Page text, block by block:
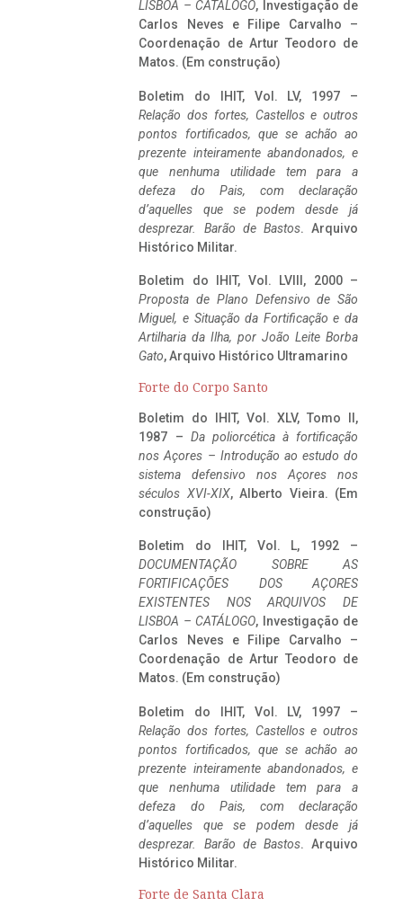
LISBOA – CATÁLOGO, Investigação de
Carlos Neves e Filipe Carvalho –
Coordenação de Artur Teodoro de
Matos. (Em construção)
Boletim do IHIT, Vol. LV, 1997 –
Relação dos fortes, Castellos e outros
pontos fortificados, que se achão ao
prezente inteiramente abandonados, e
que nenhuma utilidade tem para a
defeza do Pais, com declaração
d’aquelles que se podem desde já
desprezar. Barão de Bastos. Arquivo
Histórico Militar.
Boletim do IHIT, Vol. LVIII, 2000 –
Proposta de Plano Defensivo de São
Miguel, e Situação da Fortificação e da
Artilharia da Ilha, por João Leite Borba
Gato, Arquivo Histórico Ultramarino
Forte do Corpo Santo
Boletim do IHIT, Vol. XLV, Tomo II,
1987 – Da poliorcética à fortificação
nos Açores – Introdução ao estudo do
sistema defensivo nos Açores nos
séculos XVI-XIX, Alberto Vieira. (Em
construção)
Boletim do IHIT, Vol. L, 1992 –
DOCUMENTAÇÃO SOBRE AS
FORTIFICAÇÕES DOS AÇORES
EXISTENTES NOS ARQUIVOS DE
LISBOA – CATÁLOGO, Investigação de
Carlos Neves e Filipe Carvalho –
Coordenação de Artur Teodoro de
Matos. (Em construção)
Boletim do IHIT, Vol. LV, 1997 –
Relação dos fortes, Castellos e outros
pontos fortificados, que se achão ao
prezente inteiramente abandonados, e
que nenhuma utilidade tem para a
defeza do Pais, com declaração
d’aquelles que se podem desde já
desprezar. Barão de Bastos. Arquivo
Histórico Militar.
Forte de Santa Clara